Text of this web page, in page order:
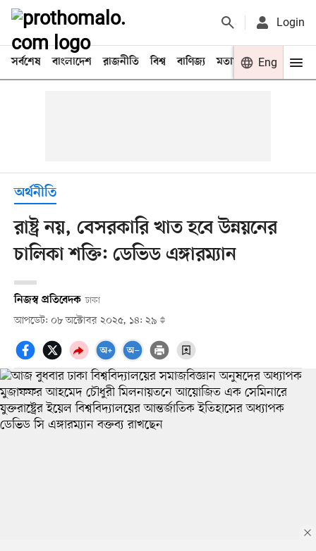
Login
সর্বশেষ বাংলাদেশ রাজনীতি বিশ্ব বাণিজ্য মতামত খেলা
Eng
অর্থনীতি
রাষ্ট্র নয়, বেসরকারি খাত হবে উন্নয়নের
চালিকা শক্তি: ডেভিড এঙ্গারম্যান
নিজস্ব প্রতিবেদক ঢাকা
আপডেট: ০৮ অক্টোবর ২০২৫, ১৪: ২৯